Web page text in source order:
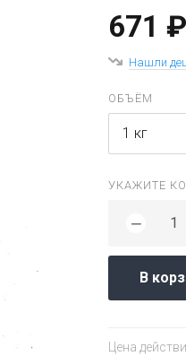
671 ₽
Нашли
ОБЪЁМ
1 кг
УКАЖИТЕ
−
В
Цена